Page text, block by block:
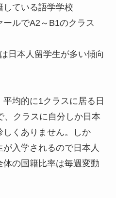
している語学学校
ールでA2～B1のクラス
日本人留学生が多い傾向
均的に1クラスに居る日
、クラスに自分しか日本
しくありません。しか
入学されるので日本人
体の国籍比率は毎週変動